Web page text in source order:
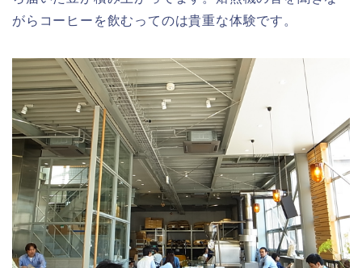
がらコーヒーを飲むってのは貴重な体験です。